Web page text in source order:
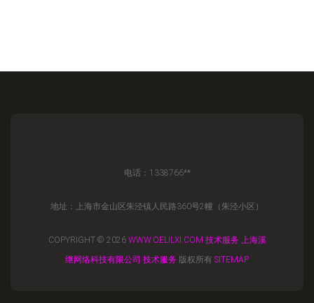
电话：1338766**
地址：上海市金山区朱泾镇人民路360号2幢（朱泾小区）
COPYRIGHT © 2026 WWW.OELILXI.COM 技术服务 上海溪
继网络科技有限公司 技术服务 版权所有 SITEMAP